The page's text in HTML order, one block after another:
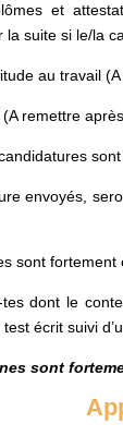
et
suite si le/la
au travail (A
après
fortement
le
écrit suivi
sont